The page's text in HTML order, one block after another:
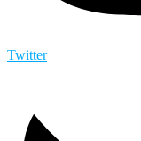
Twitter